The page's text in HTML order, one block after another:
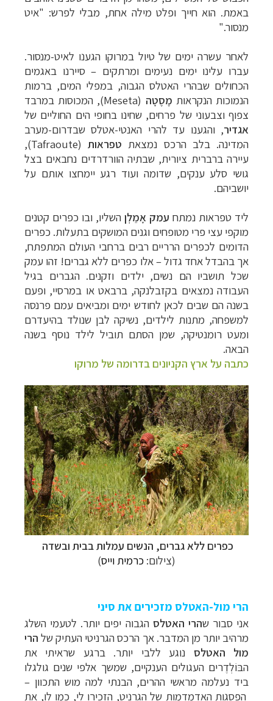
באמת. הוא חייך ופלט מילה אחת, מבלי לפרש: "איט
מנסור".
לאחר עשרה ימים של טיול במרוקו הגענו לאיט-מנסור.
עברו עלינו ימים נעימים ומרתקים –סיירנו באגמים
הכחולים שבהרי האטלס הגבוה, במפלי המים, ברמות
הנמוכות הנקראות מֶסֶטָה (Meseta),
המכוסות במרבד
צפוף וצבעוני של פרחים, שחינו בחופי הים החוליים של
אגדיר, והגענו עד להרי האנטי-אטלס שבדרום-מערב
המדינה. בלב הרכס נמצאת טפראות
(Tafraoute),
עיירה ברברית ציורית, שבתיה הוורדרדים נחבאים בצל
גושי סלע ענקים, שדומה ועוד רגע יימחצו אותם על
יושביהם.
ליד טפראות נמתח עמק אָמֵלְן השליו, ובו כפרים קטנים
מוקפי עצי פרי מטופחים וגנים המושקים בתעלות. כפרים
הדומים לכפרים הרריים רבים ברחבי העולם המתפתח,
אך בהבדל אחד גדול–אלו כפרים ללא גברים! זהו עמק
שכל תושביו הם נשים, ילדים וזקנים. הגברים בגיל
העבודה נמצאים בקזבלנקה, ברבאט או במרסיי, ופעם
בשנה הם שבים לכאן לחודש ימים ומביאים עמם פרנסה
למשפחה, מתנות לילדים, נשיקה לבן שנולד בהיעדרם
ומעט רומנטיקה, שמן הסתם תוביל לילד נוסף בשנה
הבאה.
כתבה על ארץ הקניונים בדרומה של מרוקו
כפרים ללא גברים, הנשים עמלות בבית ובשדה
(צילום: כרמית וייס)
הרי מול-האטלס מזכירים את סיני
אני סבור שהרי האטלס הגבוה יפים יותר. לטעמי השלג
מרהיב יותר מן המדבר. אך הרכס הגרניטי העתיק של הרי
מול האטלס נוגע ללבי יותר. ברגע שראיתי את
הבּוֹלְדֶרים העגולים הענקיים, שמשך אלפי שנים גולגלו
ביד נעלמה מראשי ההרים, הבנתי למה מוש התכוון –
הפסגות האדמדמות של הגרניט, הזכירו לי, כמו לו, את